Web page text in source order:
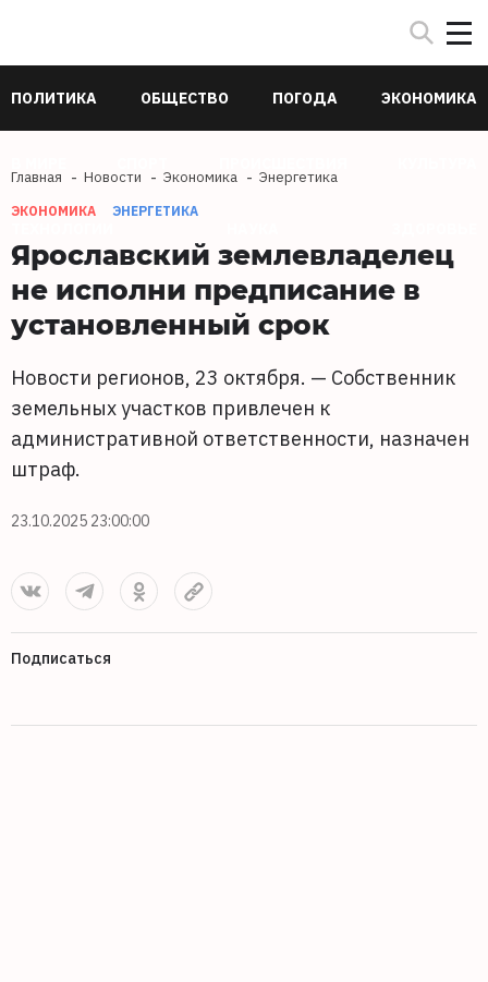
ПОЛИТИКА ОБЩЕСТВО ПОГОДА ЭКОНОМИКА
Главная Новости Экономика Энергетика
ЭКОНОМИКА ЭНЕРГЕТИКА
Ярославский землевладелец
не исполни предписание в
установленный срок
Новости регионов, 23 октября. — Собственник
земельных участков привлечен к
административной ответственности, назначен
штраф.
23.10.2025 23:00:00
Подписаться